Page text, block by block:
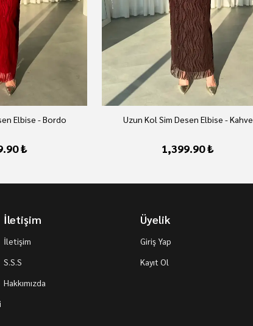
Elbise - Bordo
₺
Uzun Kol Sim Desen Elbise - Kahve
1,399.90 ₺
İletişim
İletişim
S.S.S
Hakkımızda
Üyelik
Giriş Yap
Kayıt Ol